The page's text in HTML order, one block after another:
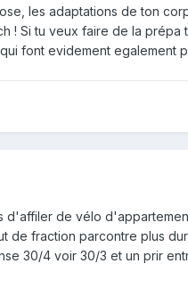
les adaptations de ton
! Si tu veux faire de la
font evidement egalement
d'affiler de vélo
de fraction parcontre plus
30/4 voir 30/3 et un prir